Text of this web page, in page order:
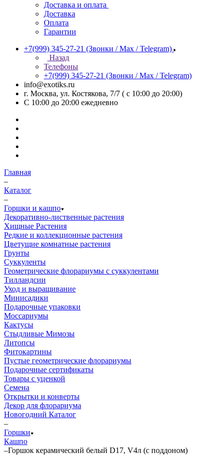
Доставка и оплата
Доставка
Оплата
Гарантии
+7(999) 345-27-21 (Звонки / Max / Telegram)
Назад
Телефоны
+7(999) 345-27-21 (Звонки / Max / Telegram)
info@exotiks.ru
г. Москва, ул. Костякова, 7/7 ( с 10:00 до 20:00)
С 10:00 до 20:00 ежедневно
Главная
–
Каталог
–
Горшки и кашпо
Декоративно-лиственные растения
Хищные Растения
Редкие и коллекционные растения
Цветущие комнатные растения
Грунты
Суккуленты
Геометрические флорариумы с суккулентами
Тилландсии
Уход и выращивание
Минисадики
Подарочные упаковки
Моссариумы
Кактусы
Стыдливые Мимозы
Литопсы
Фитокартины
Пустые геометрические флорариумы
Подарочные сертификаты
Товары с уценкой
Семена
Открытки и конверты
Декор для флорариума
Новогодний Каталог
–
Горшки
Кашпо
–Горшок керамический белый D17, V4л (с поддоном)